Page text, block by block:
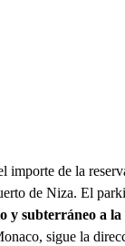
importe de la
de Niza. El
y subterráneo a
sigue la